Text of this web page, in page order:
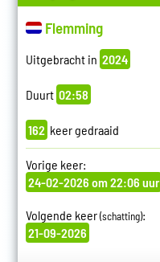
Flemming
Uitgebracht in 2024
Duurt 02:58
162 keer gedraaid
Vorige keer:
24-02-2026 om 22:06 uur
Volgende keer(schatting):
21-09-2026